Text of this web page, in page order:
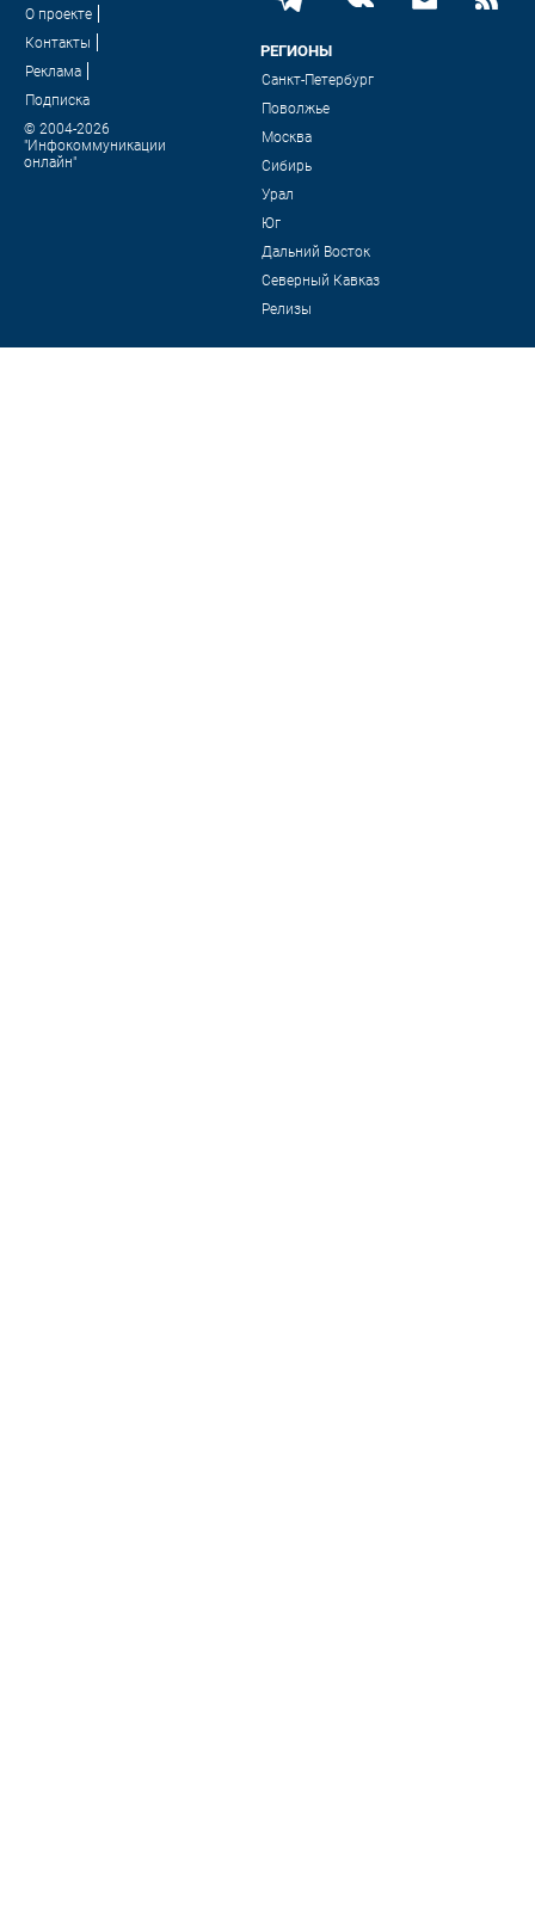
О проекте
Контакты
Реклама
Подписка
© 2004-2026
"Инфокоммуникации
онлайн"
РЕГИОНЫ
Санкт-Петербург
Поволжье
Москва
Сибирь
Урал
Юг
Дальний Восток
Северный Кавказ
Релизы